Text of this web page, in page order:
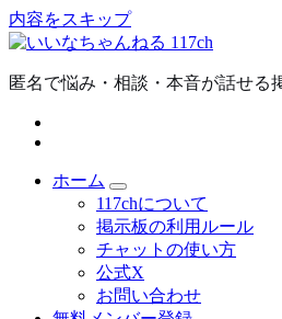
内容をスキップ
匿名で悩み・相談・本音が話せる
ホーム
117chについて
掲示板の利用ルール
チャットの使い方
公式X
お問い合わせ